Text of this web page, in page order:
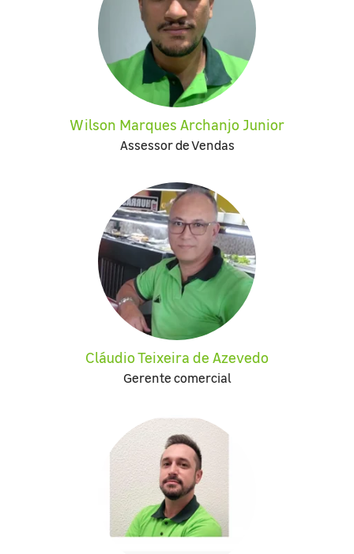
Wilson Marques Archanjo Junior
Assessor de Vendas
Cláudio Teixeira de Azevedo
Gerente comercial